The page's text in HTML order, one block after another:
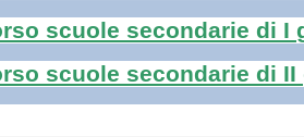
scuole secondarie di I
scuole secondarie di II